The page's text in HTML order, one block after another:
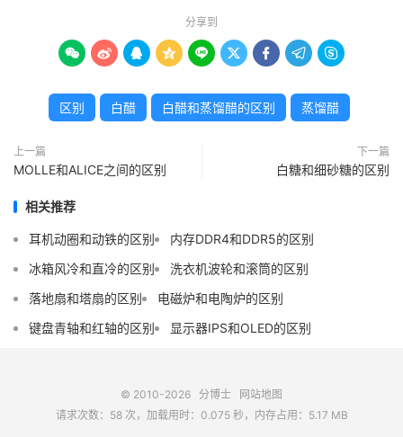
分享到
        
区别 白醋 白醋和蒸馏醋的区别 蒸馏醋
上一篇
MOLLE和ALICE之间的区别
下一篇
白糖和细砂糖的区别
相关推荐
耳机动圈和动铁的区别
内存DDR4和DDR5的区别
冰箱风冷和直冷的区别
洗衣机波轮和滚筒的区别
落地扇和塔扇的区别
电磁炉和电陶炉的区别
键盘青轴和红轴的区别
显示器IPS和OLED的区别
© 2010-2026 分博士
网站地图
请求次数：58 次，加载用时：0.075 秒，内存占用：5.17 MB